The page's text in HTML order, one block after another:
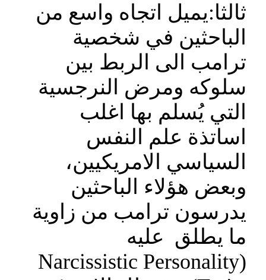
ثالثا:يميل اتجاه واسع من
الباحثين في شخصية
ترامب الى الربط بين
سلوكه ومرض النرجسية
التي يُسلم بها اغلب
اساتذة علم النفس
السياسي الامريكيين،
وبعض هؤلاء الباحثين
يدرسون ترامب من زاوية
ما يطلق عليه
(Narcissistic Personality